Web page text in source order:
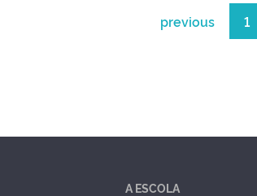
previous 1
A ESCOLA